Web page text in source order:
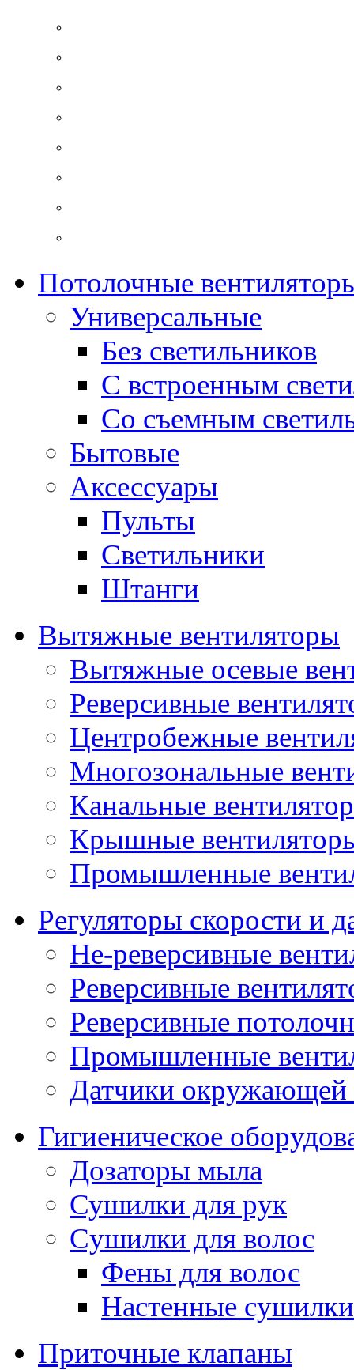
Потолочные
Универсальные
Без светильников
С встроенным
Со съемным
Бытовые
Аксессуары
Пульты
Светильники
Штанги
Вытяжные вентиляторы
Вытяжные осевые
Реверсивные
Центробежные
Многозональные
Канальные
Крышные
Промышленные
Регуляторы скорости и
Не-реверсивные
Реверсивные
Реверсивные
Промышленные
Датчики окружающей
Гигиеническое
Дозаторы мыла
Сушилки для рук
Cушилки для волос
Фены для волос
Настенные сушилки
Приточные клапаны